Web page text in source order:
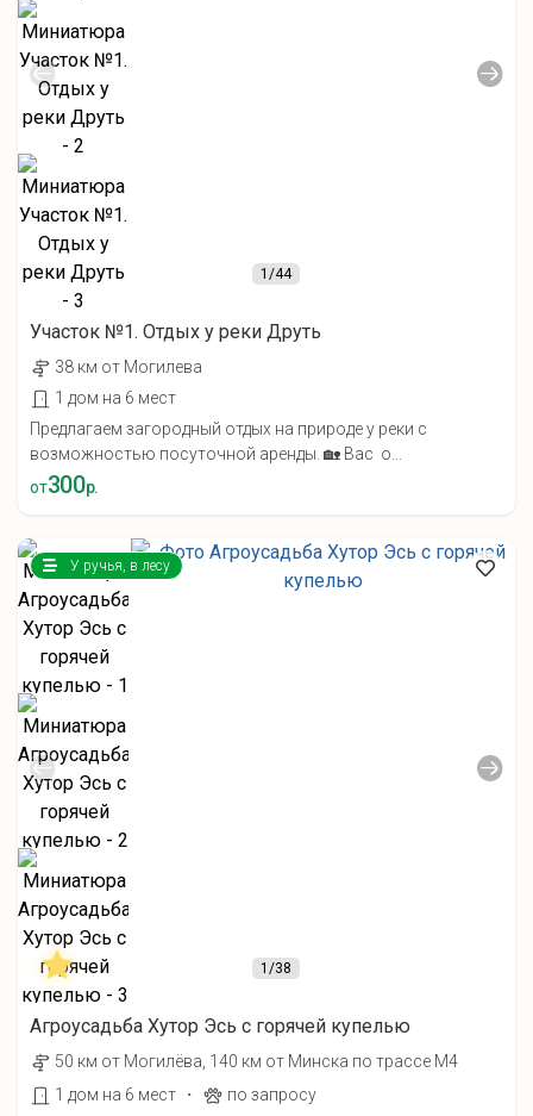
1/44
Участок №1. Отдых у реки Друть
38 км от Могилева
1 дом на 6 мест
Предлагаем загородный отдых на природе у реки с
возможностью посуточной аренды. 🏡 Вас о...
от300р.
1/38
У ручья, в лесу
Агроусадьба Хутор Эсь с горячей купелью
50 км от Могилёва, 140 км от Минска по трассе М4
1 дом на 6 мест
·
по запросу